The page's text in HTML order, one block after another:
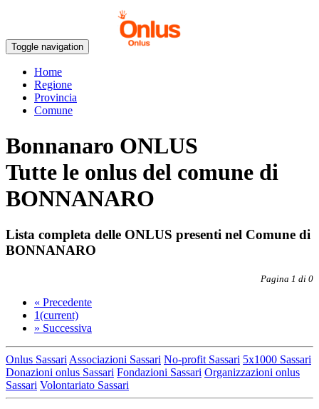
Toggle navigation
Home
Regione
Provincia
Comune
Bonnanaro ONLUS
Tutte le onlus del comune di
BONNANARO
Lista completa delle ONLUS presenti nel Comune di
BONNANARO
Pagina 1 di 0
« Precedente
1(current)
» Successiva
Onlus Sassari Associazioni Sassari No-profit Sassari 5x1000 Sassari
Donazioni onlus Sassari Fondazioni Sassari Organizzazioni onlus
Sassari Volontariato Sassari